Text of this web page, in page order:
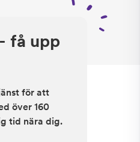
få upp
för att
över 160
tid nära dig.